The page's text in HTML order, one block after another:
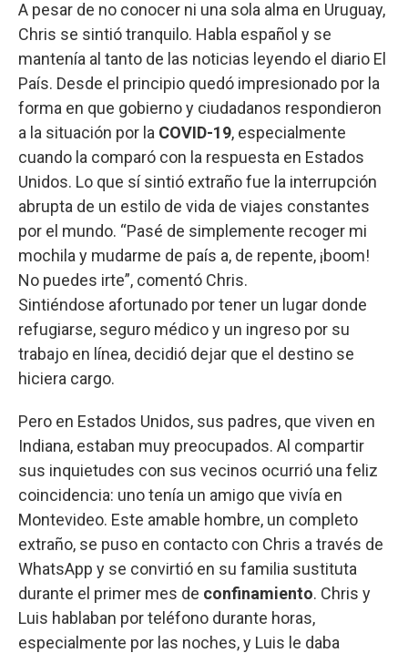
A pesar de no conocer ni una sola alma en Uruguay,
Chris se sintió tranquilo. Habla español y se
mantenía al tanto de las noticias leyendo el diario El
País. Desde el principio quedó impresionado por la
forma en que gobierno y ciudadanos respondieron
a la situación por la COVID-19, especialmente
cuando la comparó con la respuesta en Estados
Unidos. Lo que sí sintió extraño fue la interrupción
abrupta de un estilo de vida de viajes constantes
por el mundo. “Pasé de simplemente recoger mi
mochila y mudarme de país a, de repente, ¡boom!
No puedes irte”, comentó Chris.
Sintiéndose afortunado por tener un lugar donde
refugiarse, seguro médico y un ingreso por su
trabajo en línea, decidió dejar que el destino se
hiciera cargo.
Pero en Estados Unidos, sus padres, que viven en
Indiana, estaban muy preocupados. Al compartir
sus inquietudes con sus vecinos ocurrió una feliz
coincidencia: uno tenía un amigo que vivía en
Montevideo. Este amable hombre, un completo
extraño, se puso en contacto con Chris a través de
WhatsApp y se convirtió en su familia sustituta
durante el primer mes de confinamiento. Chris y
Luis hablaban por teléfono durante horas,
especialmente por las noches, y Luis le daba